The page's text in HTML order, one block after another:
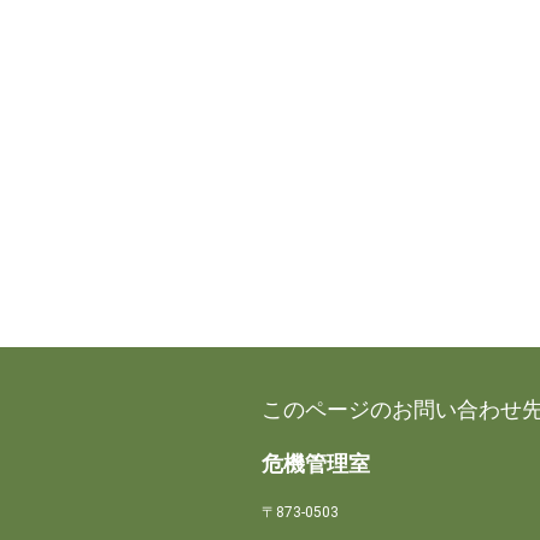
このページのお問い合わせ
危機管理室
〒873-0503